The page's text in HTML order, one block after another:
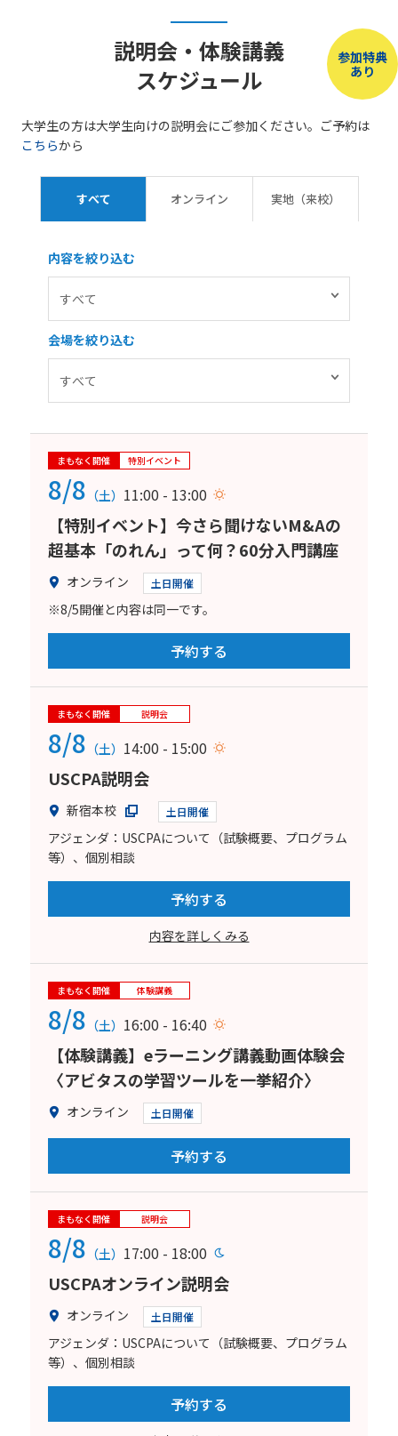
参加特典
あり
説明会・体験講義
スケジュール
大学生の方は大学生向けの説明会にご参加ください。ご予約は
こちらから
すべて オンライン 実地（来校）
内容を絞り込む
会場を絞り込む
まもなく開催 特別イベント
8/8 （土） 11:00 - 13:00
【特別イベント】今さら聞けないM&Aの
超基本「のれん」って何？60分入門講座
オンライン 土日開催
※8/5開催と内容は同一です。
予約する
まもなく開催 説明会
8/8 （土） 14:00 - 15:00
USCPA説明会
新宿本校 土日開催
アジェンダ：USCPAについて（試験概要、プログラム
等）、個別相談
予約する
内容を詳しくみる
まもなく開催 体験講義
8/8 （土） 16:00 - 16:40
【体験講義】eラーニング講義動画体験会
〈アビタスの学習ツールを一挙紹介〉
オンライン 土日開催
予約する
まもなく開催 説明会
8/8 （土） 17:00 - 18:00
USCPAオンライン説明会
オンライン 土日開催
アジェンダ：USCPAについて（試験概要、プログラム
等）、個別相談
予約する